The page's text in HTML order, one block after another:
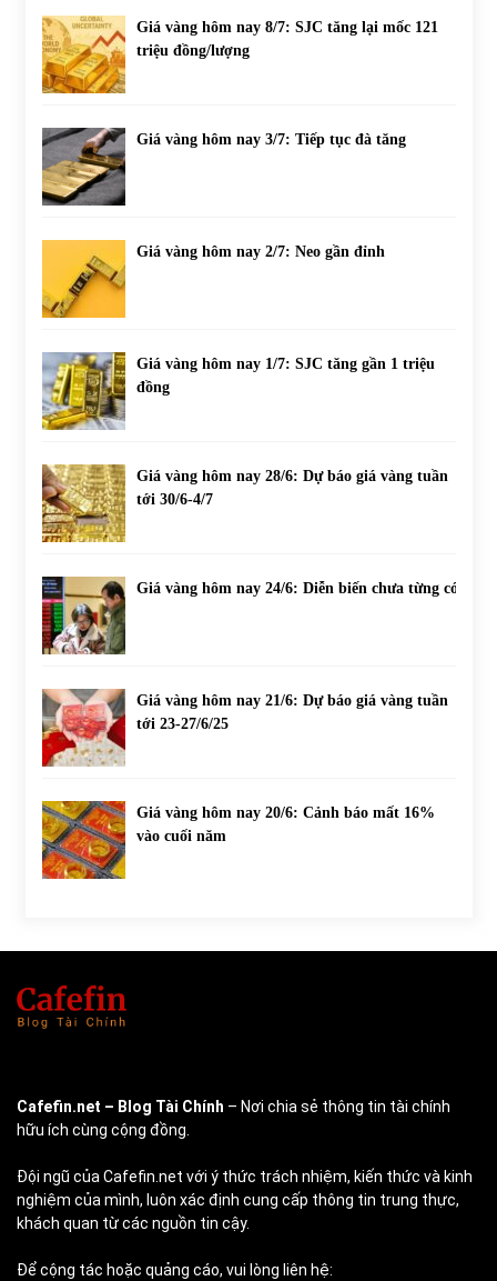
Giá vàng hôm nay 8/7: SJC tăng lại mốc 121
triệu đồng/lượng
Giá vàng hôm nay 3/7: Tiếp tục đà tăng
Giá vàng hôm nay 2/7: Neo gần đỉnh
Giá vàng hôm nay 1/7: SJC tăng gần 1 triệu
đồng
Giá vàng hôm nay 28/6: Dự báo giá vàng tuần
tới 30/6-4/7
Giá vàng hôm nay 24/6: Diễn biến chưa từng có
Giá vàng hôm nay 21/6: Dự báo giá vàng tuần
tới 23-27/6/25
Giá vàng hôm nay 20/6: Cảnh báo mất 16%
vào cuối năm
Cafefin.net – Blog Tài Chính – Nơi chia sẻ thông tin tài chính
hữu ích cùng cộng đồng.
Đội ngũ của Cafefin.net với ý thức trách nhiệm, kiến thức và kinh
nghiệm của mình, luôn xác định cung cấp thông tin trung thực,
khách quan từ các nguồn tin cậy.
Để cộng tác hoặc quảng cáo, vui lòng liên hệ: